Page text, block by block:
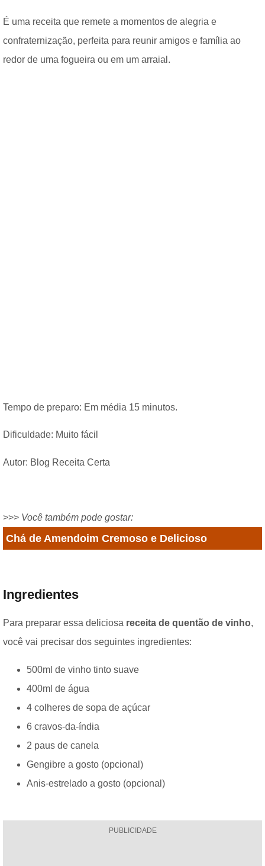
É uma receita que remete a momentos de alegria e
confraternização, perfeita para reunir amigos e família ao
redor de uma fogueira ou em um arraial.
Tempo de preparo: Em média 15 minutos.
Dificuldade: Muito fácil
Autor: Blog Receita Certa
>>> Você também pode gostar:
Chá de Amendoim Cremoso e Delicioso
Ingredientes
Para preparar essa deliciosa receita de quentão de vinho,
você vai precisar dos seguintes ingredientes:
500ml de vinho tinto suave
400ml de água
4 colheres de sopa de açúcar
6 cravos-da-índia
2 paus de canela
Gengibre a gosto (opcional)
Anis-estrelado a gosto (opcional)
PUBLICIDADE